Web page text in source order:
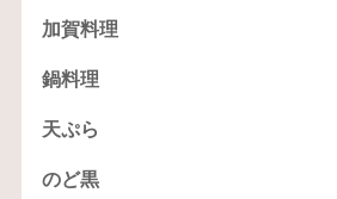
加賀料理
鍋料理
天ぷら
のど黒